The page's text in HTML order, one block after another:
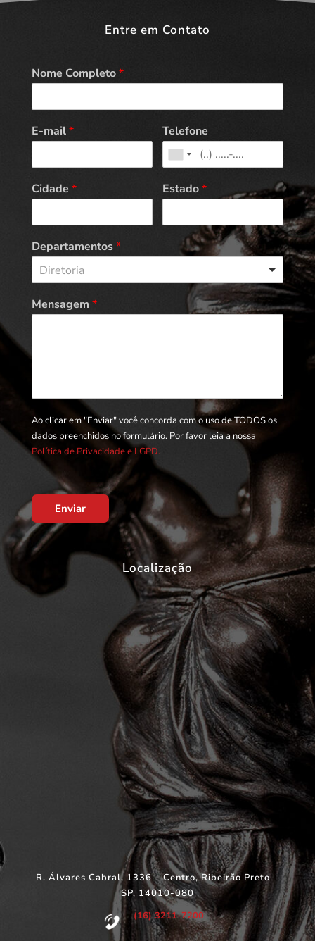
Entre em Contato
Nome Completo*
E-mail* Telefone
Cidade * Estado*
Departamentos*
Diretoria
Mensagem *
Ao clicar em "Enviar" você concorda com o uso de TODOS os
dados preenchidos no formulário. Por favor leia a nossa
Política de Privacidade e LGPD.
Enviar
Localização
R. Álvares Cabral, 1336 – Centro, Ribeirão Preto –
SP, 14010-080
(16) 3211-7200